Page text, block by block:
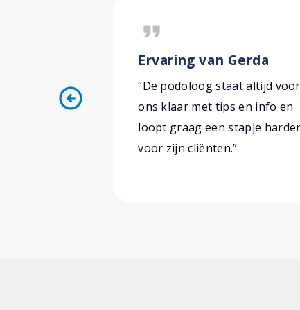
arrow_circle_left
format_quote
Ervaring van Gerda
“De podoloog staat altijd voor
ons klaar met tips en info en
loopt graag een stapje harder
voor zijn cliënten.”